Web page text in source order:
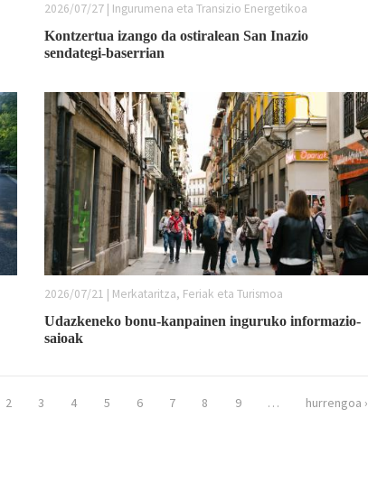
2026/07/27 | Ingurumena eta Transizio Energetikoa
Kontzertua izango da ostiralean San Inazio
sendategi-baserrian
2026/07/21 | Merkataritza, Feriak eta Turismoa
Udazkeneko bonu-kanpainen inguruko informazio-
saioak
2 3 4 5 6 7 8 9 … hurrengoa ›